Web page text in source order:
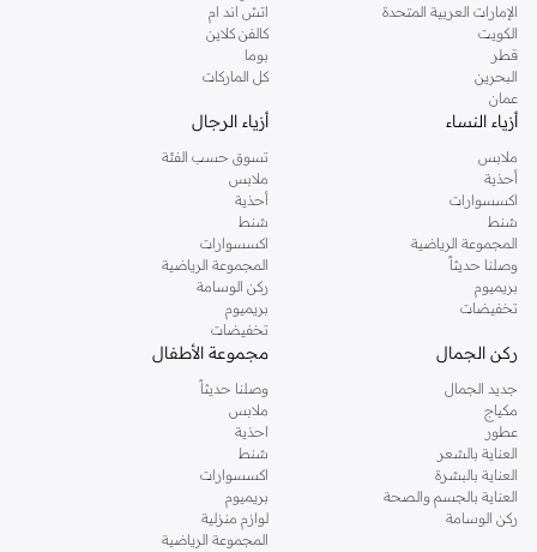
دوروثي بيركنز الشهيرة. تصفحي المجموعة كاملة في متجر دوروثي بيركنز اون لاين او
استخدمي القائمة لتحديد تجربة تسوق دوروثي بيركنز اون لاين. خدمة التوصيل السريعة
والدعم الاستثنائي يضمن لك تجربة تسوق ممتعة دائما مع نمشي.
الإمارات العربية المتحدة
الكويت
قطر
البحرين
عمان
اتش اند ام
كالفن كلاين
بوما
كل الماركات
أزياء النساء
ملابس
أحذية
اكسسوارات
شنط
المجموعة الرياضية
وصلنا حديثاً
بريميوم
تخفيضات
أزياء الرجال
تسوق حسب الفئة
ملابس
أحذية
شنط
اكسسوارات
المجموعة الرياضية
ركن الوسامة
بريميوم
تخفيضات
ركن الجمال
جديد الجمال
مكياج
عطور
العناية بالشعر
العناية بالبشرة
العناية بالجسم والصحة
ركن الوسامة
مجموعة الأطفال
وصلنا حديثاً
ملابس
احذية
شنط
اكسسوارات
بريميوم
لوازم منزلية
المجموعة الرياضية